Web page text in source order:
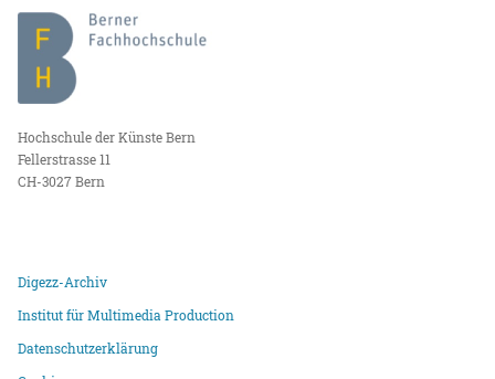
Hochschule der Künste Bern
Fellerstrasse 11
CH-3027 Bern
Digezz-Archiv
Institut für Multimedia Production
Datenschutzerklärung